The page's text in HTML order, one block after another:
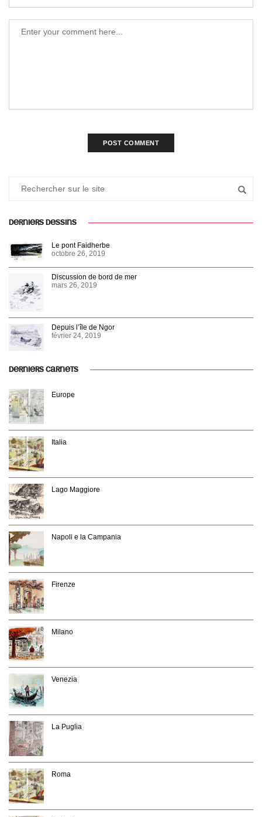
DERNIERS DESSINS
Le pont Faidherbe
octobre 26, 2019
Discussion de bord de mer
mars 26, 2019
Depuis l’île de Ngor
février 24, 2019
DERNIERS CARNETS
Europe
Italia
Lago Maggiore
Napoli e la Campania
Firenze
Milano
Venezia
La Puglia
Roma